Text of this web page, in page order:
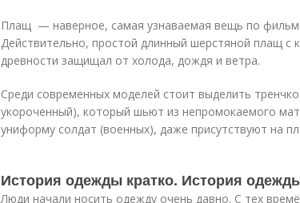
Плащ — наверное, самая узнаваемая вещь по
Действительно, простой длинный шерстяной плащ
древности защищал от холода, дождя и ветра.
Среди современных моделей стоит выделить
укороченный), который шьют из непромокаемого
униформу солдат (военных), даже присутствуют на
История одежды кратко. История
Люди начали носить одежду очень давно. С тех